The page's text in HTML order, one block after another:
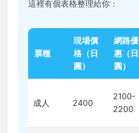
這裡有個表格整理給你：
票種
現場價
格（日
圓）
網路優
惠（日
圓）
成人 2400
2100-
2200